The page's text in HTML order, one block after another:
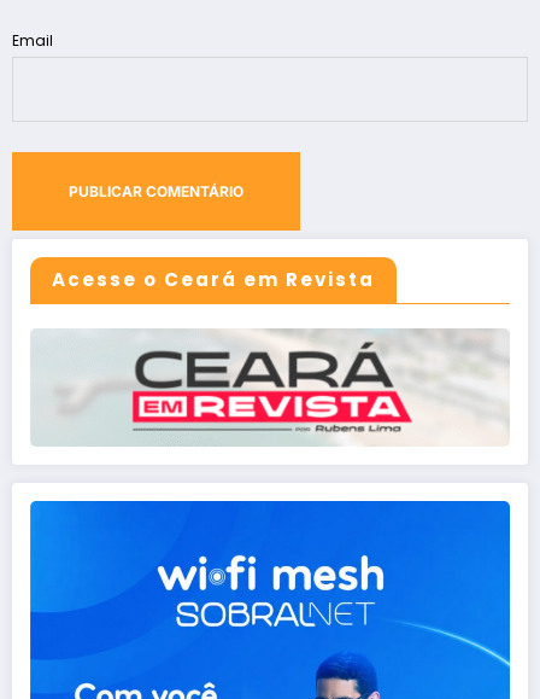
Email
Acesse o Ceará em Revista